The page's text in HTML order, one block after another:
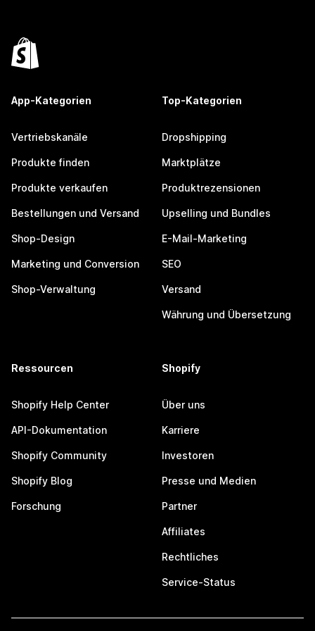
App-Kategorien
Vertriebskanäle
Produkte finden
Produkte verkaufen
Bestellungen und Versand
Shop-Design
Marketing und Conversion
Shop-Verwaltung
Top-Kategorien
Dropshipping
Marktplätze
Produktrezensionen
Upselling und Bundles
E-Mail-Marketing
SEO
Versand
Währung und Übersetzung
Ressourcen
Shopify Help Center
API-Dokumentation
Shopify Community
Shopify Blog
Forschung
Shopify
Über uns
Karriere
Investoren
Presse und Medien
Partner
Affiliates
Rechtliches
Service-Status